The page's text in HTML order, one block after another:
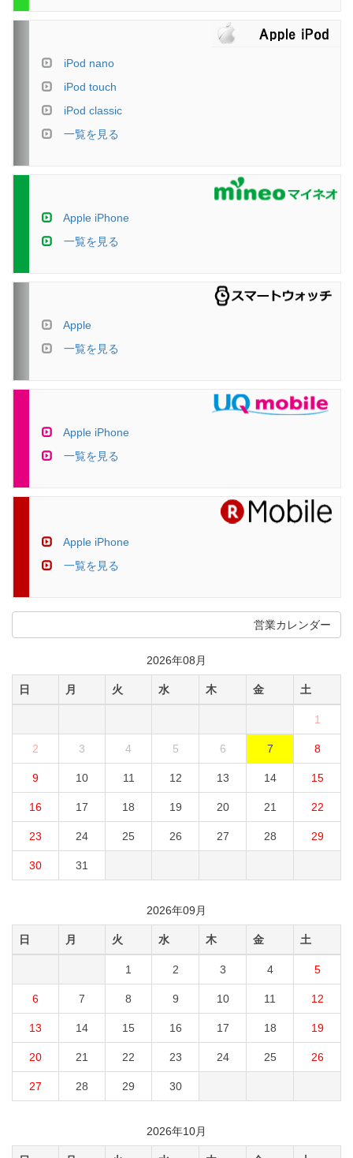
iPod nano
iPod touch
iPod classic
一覧を見る
Apple iPhone
一覧を見る
Apple
一覧を見る
Apple iPhone
一覧を見る
Apple iPhone
一覧を見る
営業カレンダー
2026年08月
日 月 火 水 木 金 土
1
2 3 4 5 6 7 8
9 10 11 12 13 14 15
16 17 18 19 20 21 22
23 24 25 26 27 28 29
30 31
2026年09月
日 月 火 水 木 金 土
1 2 3 4 5
6 7 8 9 10 11 12
13 14 15 16 17 18 19
20 21 22 23 24 25 26
27 28 29 30
2026年10月